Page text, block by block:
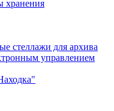
хранения
стеллажи для архива
управлением